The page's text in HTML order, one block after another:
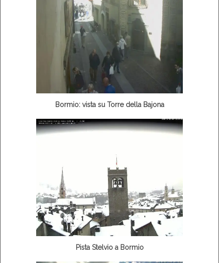
Bormio: vista su Torre della Bajona
Pista Stelvio a Bormio